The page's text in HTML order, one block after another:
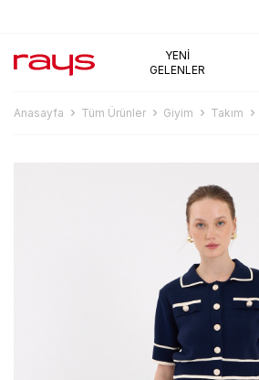
YENI
GELENLER
Anasayfa Tüm Ürünler Giyim Takım